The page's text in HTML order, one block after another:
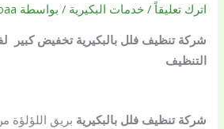
اترك تعليقاً / خدمات البكيرية / بواسطة
شركة تنظيف فلل بالبكيرية تخفيض كبير
التنظيف
شركة تنظيف فلل بالبكيرية بريق اللؤلؤة